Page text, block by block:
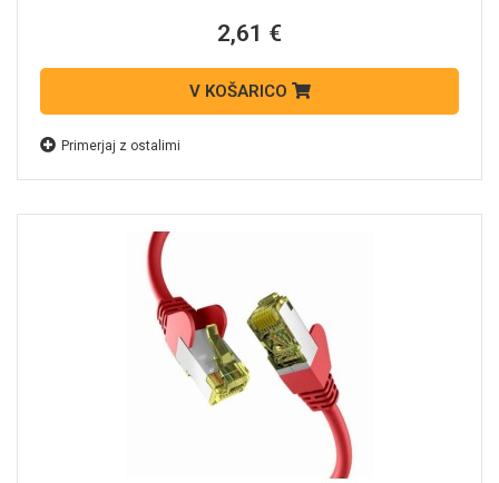
2,61 €
V KOŠARICO
Primerjaj z ostalimi